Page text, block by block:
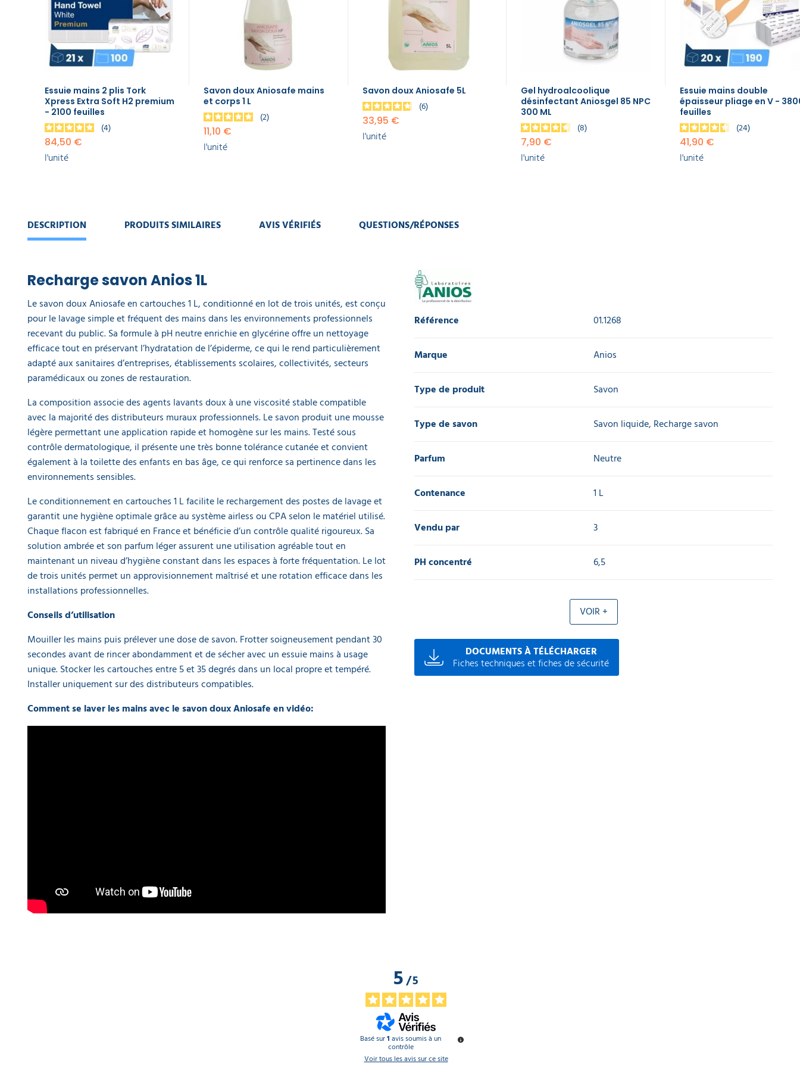
PROTECTION
INDIVIDUELLE
GAMME
PROMOS
Extra
Soft H2
premium
- 2100
feuilles
84,50 €
Savon
doux
Aniosafe
mains et
corps 1 L
11,10 €
Aniosafe
5L
Gel
hydroalcoolique
désinfectant
Aniosgel 85
NPC 300 ML
7,90 €
l'unité
mains
double
épaisseur
pliage en
V - 3800
feuilles
41,90 €
l'unité
Gel
hydroalcoolique
désinfectant
Aniosgel 85
NPC 500ML
9,90 €
l'unité
hydroalcoolique
Aniosgel 85
NPC 1L
13,50 €
l'unité
Distributeur
mural de gel
hydroalcoolique
46,80 €
Essuie mains 2 plis Tork
Xpress Extra Soft H2 premium
- 2100 feuilles
4
84,50 €
l'unité
Savon doux Aniosafe mains
et corps 1 L
2
11,10 €
l'unité
Savon doux Aniosafe 5L
6
33,95 €
l'unité
Gel hydroalcoolique
désinfectant Aniosgel 85 NPC
300 ML
8
7,90 €
l'unité
Essuie mains double
épaisseur pliage en V -
feuilles
24
41,90 €
l'unité
DESCRIPTION PRODUITS SIMILAIRES AVIS VÉRIFIÉS QUESTIONS/RÉPONSES
Recharge savon Anios 1L
Le savon doux Aniosafe en cartouches 1 L, conditionné en lot de trois unités, est conçu
pour le lavage simple et fréquent des mains dans les environnements professionnels
recevant du public. Sa formule à pH neutre enrichie en glycérine offre un nettoyage
efficace tout en préservant l’hydratation de l’épiderme, ce qui le rend particulièrement
adapté aux sanitaires d’entreprises, établissements scolaires, collectivités, secteurs
paramédicaux ou zones de restauration.
La composition associe des agents lavants doux à une viscosité stable compatible
avec la majorité des distributeurs muraux professionnels. Le savon produit une mousse
légère permettant une application rapide et homogène sur les mains. Testé sous
contrôle dermatologique, il présente une très bonne tolérance cutanée et convient
également à la toilette des enfants en bas âge, ce qui renforce sa pertinence dans les
environnements sensibles.
Le conditionnement en cartouches 1 L facilite le rechargement des postes de lavage et
garantit une hygiène optimale grâce au système airless ou CPA selon le matériel utilisé.
Chaque flacon est fabriqué en France et bénéficie d’un contrôle qualité rigoureux. Sa
solution ambrée et son parfum léger assurent une utilisation agréable tout en
maintenant un niveau d’hygiène constant dans les espaces à forte fréquentation. Le lot
de trois unités permet un approvisionnement maîtrisé et une rotation efficace dans les
installations professionnelles.
Conseils d’utilisation
Mouiller les mains puis prélever une dose de savon. Frotter soigneusement pendant 30
secondes avant de rincer abondamment et de sécher avec un essuie mains à usage
unique. Stocker les cartouches entre 5 et 35 degrés dans un local propre et tempéré.
Installer uniquement sur des distributeurs compatibles.
Comment se laver les mains avec le savon doux Aniosafe en vidéo:
Référence 01.1268
Marque Anios
Type de produit Savon
Type de savon Savon liquide, Recharge savon
Parfum Neutre
Contenance 1 L
Vendu par 3
PH concentré 6,5
VOIR +
DOCUMENTS À TÉLÉCHARGER
Fiches techniques et fiches de sécurité
5/5
Basé sur1 avis soumis à un
contrôle
Voir tous les avis sur ce site